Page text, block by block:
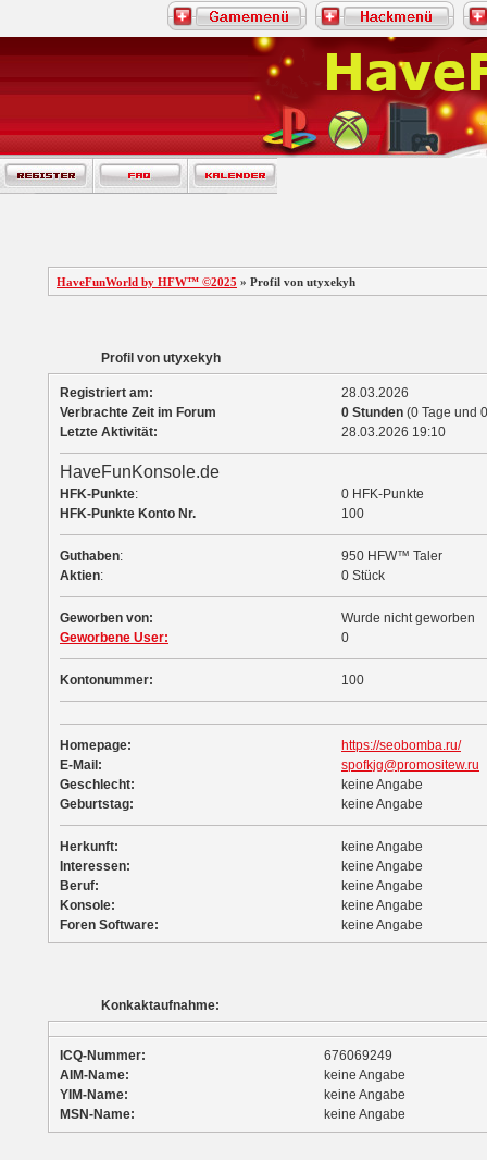
HaveFunWorld by HFW™ ©2025 » Profil von utyxekyh
Profil von utyxekyh
Registriert am:
28.03.2026
Verbrachte Zeit im Forum
0 Stunden (0 Tage und
Letzte Aktivität:
28.03.2026 19:10
HaveFunKonsole.de
HFK-Punkte:
0 HFK-Punkte
HFK-Punkte Konto Nr.
100
Guthaben:
950 HFW™ Taler
Aktien: 0 Stück
Geworben von:
Wurde nicht geworben
Geworbene User:
0
Kontonummer: 100
Homepage:
https://seobomba.ru/
E-Mail:
spofkjg@promositew.ru
Geschlecht:
keine Angabe
Geburtstag:
keine Angabe
Herkunft:
keine Angabe
Interessen:
keine Angabe
Beruf:
keine Angabe
Konsole:
keine Angabe
Foren Software:
keine Angabe
Konkaktaufnahme:
ICQ-Nummer:
676069249
AIM-Name:
keine Angabe
YIM-Name:
keine Angabe
MSN-Name:
keine Angabe